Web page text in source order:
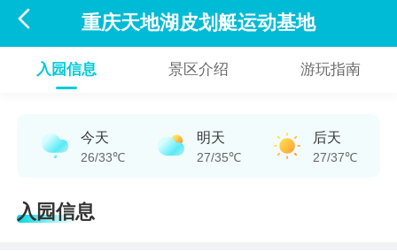
 重庆天地湖皮划艇运动基地
入园信息 景区介绍 游玩指南
今天
26/33℃
明天
27/35℃
后天
27/37℃
入园信息